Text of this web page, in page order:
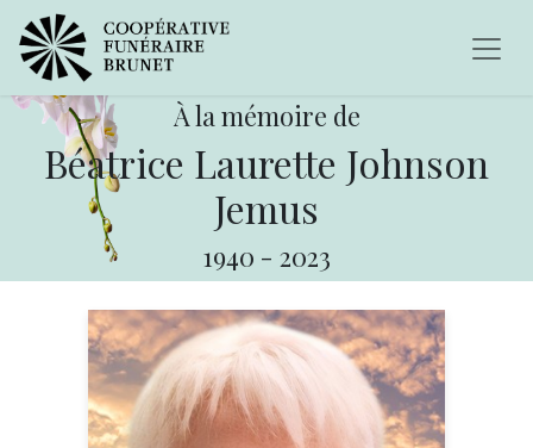
À la mémoire de
Béatrice Laurette Johnson
Jemus
1940 - 2023